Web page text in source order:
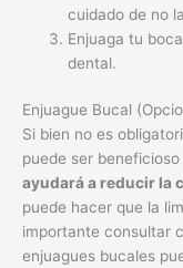
puede ser
ayudará a reducir la
puede hacer que la
enjuagues bucales
medicamentos o
Sigue las
enjuague bucal.
No uses
resecar la boca.